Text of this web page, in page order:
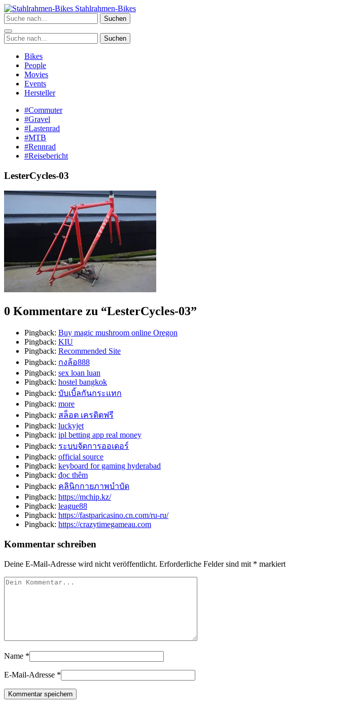
Zum
Inhalt
springen
Stahlrahmen-Bikes
Suchen
Suchen
Bikes
People
Movies
Events
Hersteller
#Commuter
#Gravel
#Lastenrad
#MTB
#Rennrad
#Reisebericht
LesterCycles-03
0 Kommentare zu “LesterCycles-03”
Pingback: Buy magic mushroom online Oregon
Pingback: KIU
Pingback: Recommended Site
Pingback: กงล้อ888
Pingback: sex loan luan
Pingback: hostel bangkok
Pingback: บับเบิ้ลกันกระแทก
Pingback: more
Pingback: สล็อต เครดิตฟรี
Pingback: luckyjet
Pingback: ipl betting app real money
Pingback: ระบบจัดการออเดอร์
Pingback: official source
Pingback: keyboard for gaming hyderabad
Pingback: đọc thêm
Pingback: คลินิกกายภาพบำบัด
Pingback: https://mchip.kz/
Pingback: league88
Pingback: https://fastparicasino.cn.com/ru-ru/
Pingback: https://crazytimegameau.com
Kommentar schreiben
Deine E-Mail-Adresse wird nicht veröffentlicht. Erforderliche Felder sind mit * markiert
Name *
E-Mail-Adresse *